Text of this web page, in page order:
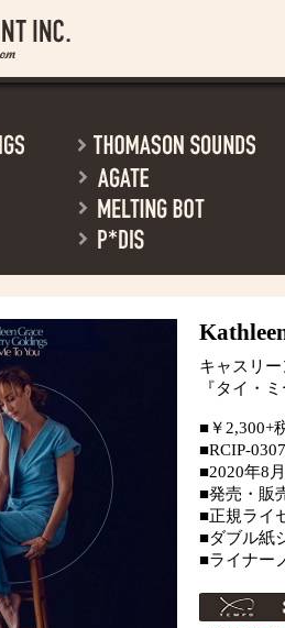
キャスリ
『タイ・
■￥2,300+
■RCIP-0307
■2020年8
■発売・販
■正規ライ
■ダブル紙
■ライナー